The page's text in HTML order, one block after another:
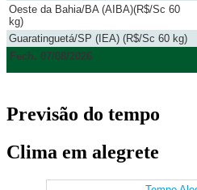
Oeste da Bahia/BA (AIBA)(R$/Sc 60
kg)
Guaratinguetá/SP (IEA) (R$/Sc 60 kg)
Fech. 07/08/2026
Previsão do tempo
Clima em alegrete